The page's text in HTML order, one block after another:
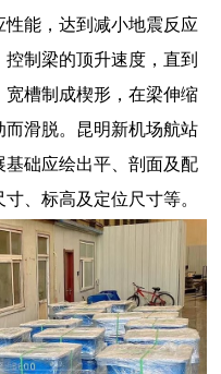
能，达到减小地震反应
制梁的顶升速度，直到
槽制成楔形，在梁伸缩
滑脱。昆明新机场航站
础应绘出平、剖面及配
、标高及定位尺寸等。